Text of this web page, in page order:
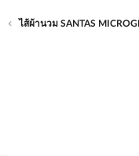
ไส้ผ้านวม SANTAS